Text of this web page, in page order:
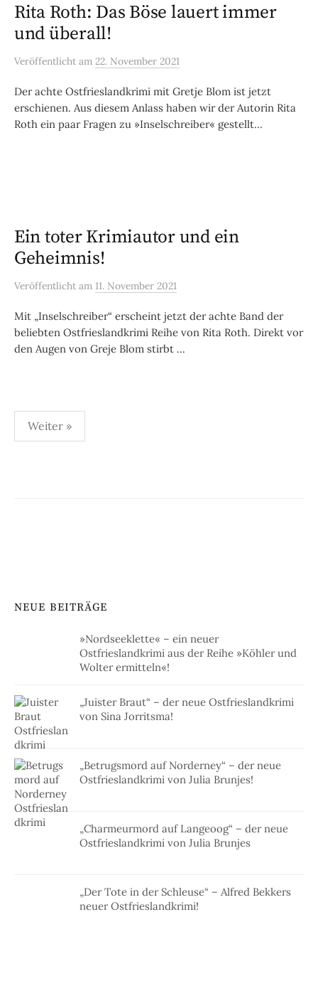
Rita Roth: Das Böse lauert immer
und überall!
Veröffentlicht am 22. November 2021
Der achte Ostfrieslandkrimi mit Gretje Blom ist jetzt
erschienen. Aus diesem Anlass haben wir der Autorin Rita
Roth ein paar Fragen zu »Inselschreiber« gestellt...
Ein toter Krimiautor und ein
Geheimnis!
Veröffentlicht am 11. November 2021
Mit „Inselschreiber“ erscheint jetzt der achte Band der
beliebten Ostfrieslandkrimi Reihe von Rita Roth. Direkt vor
den Augen von Greje Blom stirbt ...
Seitennummerierung
der
Weiter »
NEUE BEITRÄGE
»Nordseeklette« – ein neuer
Ostfrieslandkrimi aus der Reihe »Köhler und
Wolter ermitteln«!
„Juister Braut“ – der neue Ostfrieslandkrimi
von Sina Jorritsma!
„Betrugsmord auf Norderney“ – der neue
Ostfrieslandkrimi von Julia Brunjes!
„Charmeurmord auf Langeoog“ – der neue
Ostfrieslandkrimi von Julia Brunjes
„Der Tote in der Schleuse“ – Alfred Bekkers
neuer Ostfrieslandkrimi!